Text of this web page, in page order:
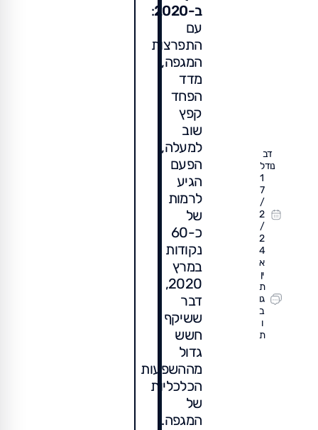
דב
נודל
1
7
/
2
/
2
4
א
ין
ת
גו
ב
ו
ת
ב-2020
:
עם
התפרצות
המגפה,
מדד
הפחד
קפץ
שוב
למעלה,
הפעם
הגיע
לרמות
של
כ-60
נקודות
במרץ
2020,
דבר
ששיקף
חשש
גדול
מההשפעות
הכלכליות
של
המגפה.